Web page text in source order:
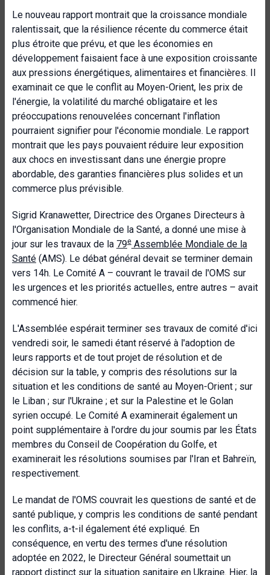
Le nouveau rapport montrait que la croissance mondiale
ralentissait, que la résilience récente du commerce était
plus étroite que prévu, et que les économies en
développement faisaient face à une exposition croissante
aux pressions énergétiques, alimentaires et financières. Il
examinait ce que le conflit au Moyen-Orient, les prix de
l'énergie, la volatilité du marché obligataire et les
préoccupations renouvelées concernant l'inflation
pourraient signifier pour l'économie mondiale. Le rapport
montrait que les pays pouvaient réduire leur exposition
aux chocs en investissant dans une énergie propre
abordable, des garanties financières plus solides et un
commerce plus prévisible.
Sigrid Kranawetter, Directrice des Organes Directeurs à
l'Organisation Mondiale de la Santé, a donné une mise à
jour sur les travaux de la 79e Assemblée Mondiale de la
Santé (AMS). Le débat général devait se terminer demain
vers 14h. Le Comité A – couvrant le travail de l'OMS sur
les urgences et les priorités actuelles, entre autres – avait
commencé hier.
L'Assemblée espérait terminer ses travaux de comité d'ici
vendredi soir, le samedi étant réservé à l'adoption de
leurs rapports et de tout projet de résolution et de
décision sur la table, y compris des résolutions sur la
situation et les conditions de santé au Moyen-Orient ; sur
le Liban ; sur l'Ukraine ; et sur la Palestine et le Golan
syrien occupé. Le Comité A examinerait également un
point supplémentaire à l'ordre du jour soumis par les États
membres du Conseil de Coopération du Golfe, et
examinerait les résolutions soumises par l'Iran et Bahreïn,
respectivement.
Le mandat de l'OMS couvrait les questions de santé et de
santé publique, y compris les conditions de santé pendant
les conflits, a-t-il également été expliqué. En
conséquence, en vertu des termes d'une résolution
adoptée en 2022, le Directeur Général soumettait un
rapport distinct sur la situation sanitaire en Ukraine. Hier, la